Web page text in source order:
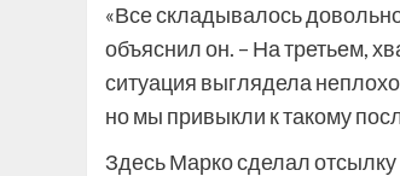
«Все складывалось
объяснил он. – На третьем,
ситуация выглядела
но мы привыкли к такому
Здесь Марко сделал отсылку